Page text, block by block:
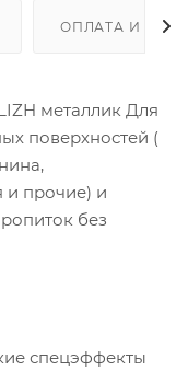
ОПЛАТА И
металлик Для
поверхностей (
и прочие) и
без
спецэффекты